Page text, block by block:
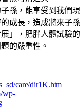
孫，能享受到我們現
成長，造成將來子孫
」，肥胖人體試驗的
的嚴重性。
care/dir1K.htm
wp-